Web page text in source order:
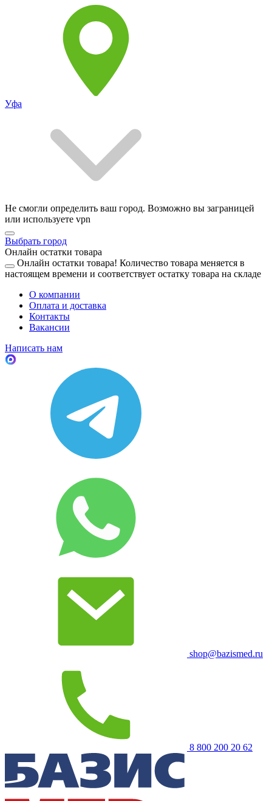
Уфа
Не смогли определить ваш город. Возможно вы заграницей
или используете vpn
Выбрать город
Онлайн остатки товара
Онлайн остатки товара! Количество товара меняется в
настоящем времени и соответствует остатку товара на складе
О компании
Оплата и доставка
Контакты
Вакансии
Написать нам
shop@bazismed.ru
8 800 200 20 62